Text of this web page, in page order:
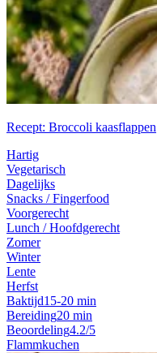
Recept: Broccoli kaasflappen
Hartig
Vegetarisch
Dagelijks
Snacks / Fingerfood
Voorgerecht
Lunch / Hoofdgerecht
Zomer
Winter
Lente
Herfst
Baktijd15-20 min
Bereiding20 min
Beoordeling4.2/5
Flammkuchen